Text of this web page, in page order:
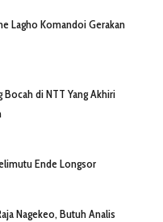
Lagho Komandoi Gerakan
Bocah di NTT Yang Akhiri
Ende Longsor
Nagekeo, Butuh Analis